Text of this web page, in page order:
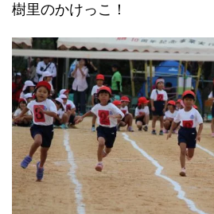
樹里のかけっこ！